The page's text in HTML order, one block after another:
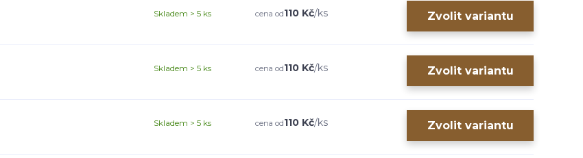
cena od110 Kč/ks
Skladem > 5 ks Zvolit variantu
cena od110 Kč/ks
Skladem > 5 ks Zvolit variantu
cena od110 Kč/ks
Skladem > 5 ks Zvolit variantu